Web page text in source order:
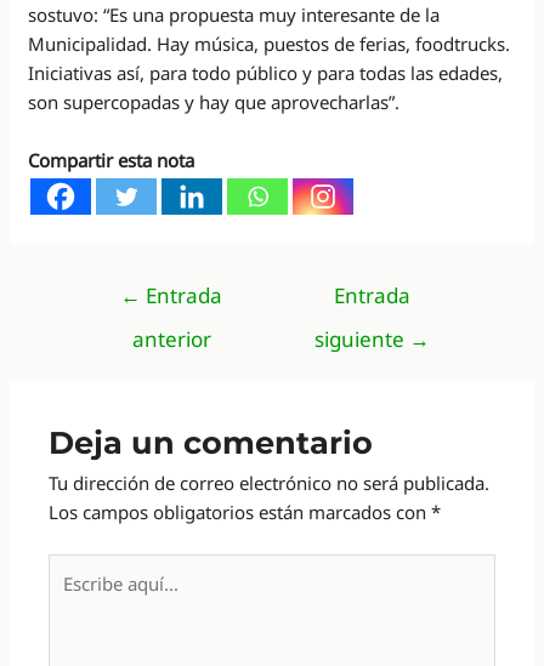
sostuvo: “Es una propuesta muy interesante de la
Municipalidad. Hay música, puestos de ferias, foodtrucks.
Iniciativas así, para todo público y para todas las edades,
son supercopadas y hay que aprovecharlas”.
Compartir esta nota
Navegación
entradas
← Entrada
anterior
Entrada
siguiente →
Deja un comentario
Tu dirección de correo electrónico no será publicada.
Los campos obligatorios están marcados con*
aquí...